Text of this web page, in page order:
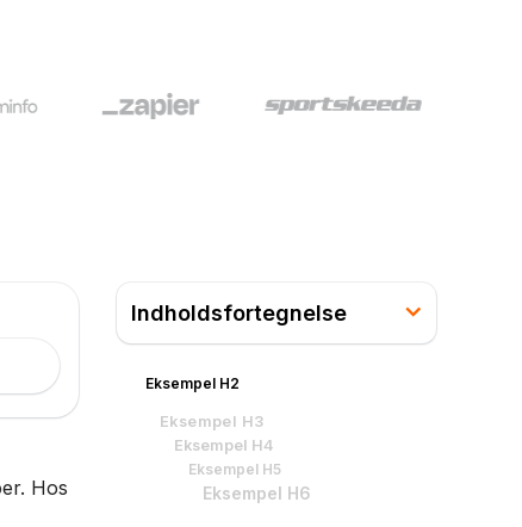
Hos
Indholdsfortegnelse
Eksempel H2
Eksempel H3
Eksempel H4
Eksempel H5
Eksempel H6